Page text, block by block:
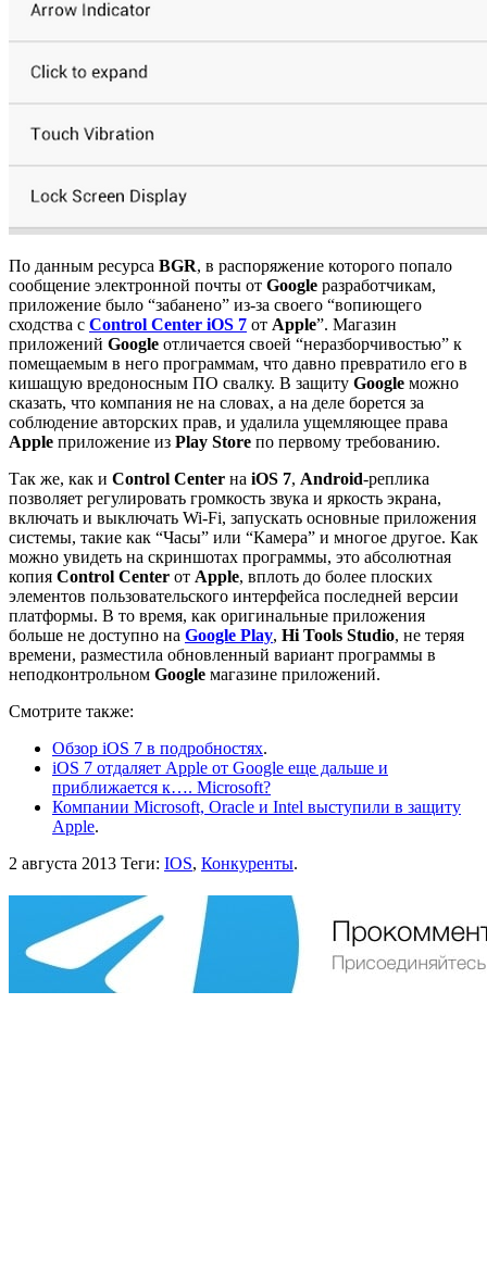
По данным ресурса BGR, в распоряжение которого попало
сообщение электронной почты от Google разработчикам,
приложение было “забанено” из-за своего “вопиющего
сходства с Control Center iOS 7 от Apple”. Магазин
приложений Google отличается своей “неразборчивостью” к
помещаемым в него программам, что давно превратило его в
кишащую вредоносным ПО свалку. В защиту Google можно
сказать, что компания не на словах, а на деле борется за
соблюдение авторских прав, и удалила ущемляющее права
Apple приложение из Play Store по первому требованию.
Так же, как и Control Center на iOS 7, Android-реплика
позволяет регулировать громкость звука и яркость экрана,
включать и выключать Wi-Fi, запускать основные приложения
системы, такие как “Часы” или “Камера” и многое другое. Как
можно увидеть на скриншотах программы, это абсолютная
копия Control Center от Apple, вплоть до более плоских
элементов пользовательского интерфейса последней версии
платформы. В то время, как оригинальные приложения
больше не доступно на Google Play, Hi Tools Studio, не теряя
времени, разместила обновленный вариант программы в
неподконтрольном Google магазине приложений.
Смотрите также:
Обзор iOS 7 в подробностях.
iOS 7 отдаляет Apple от Google еще дальше и
приближается к…. Microsoft?
Компании Microsoft, Oracle и Intel выступили в защиту
Apple.
2 августа 2013 Теги: IOS, Конкуренты.